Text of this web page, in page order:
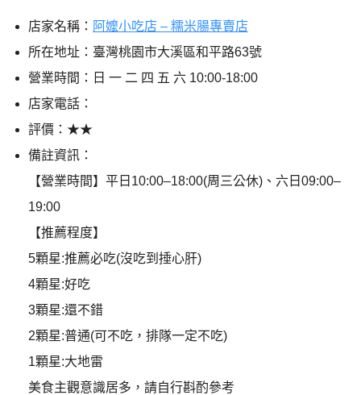
店家名稱： 阿嬤小吃店 – 糯米腸專賣店
所在地址：臺灣桃園市大溪區和平路63號
營業時間：日 一 二 四 五 六 10:00-18:00
店家電話：
評價：★★
備註資訊：
【營業時間】平日10:00–18:00(周三公休)、六日09:00–
19:00
【推薦程度】
5顆星:推薦必吃(沒吃到捶心肝)
4顆星:好吃
3顆星:還不錯
2顆星:普通(可不吃，排隊一定不吃)
1顆星:大地雷
美食主觀意識居多，請自行斟酌參考